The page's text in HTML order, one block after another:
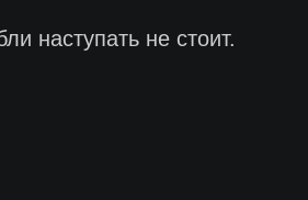
наступать не стоит.